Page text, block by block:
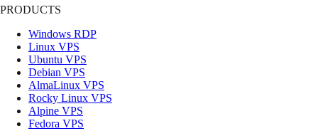
PRODUCTS
Windows RDP
Linux VPS
Ubuntu VPS
Debian VPS
AlmaLinux VPS
Rocky Linux VPS
Alpine VPS
Fedora VPS